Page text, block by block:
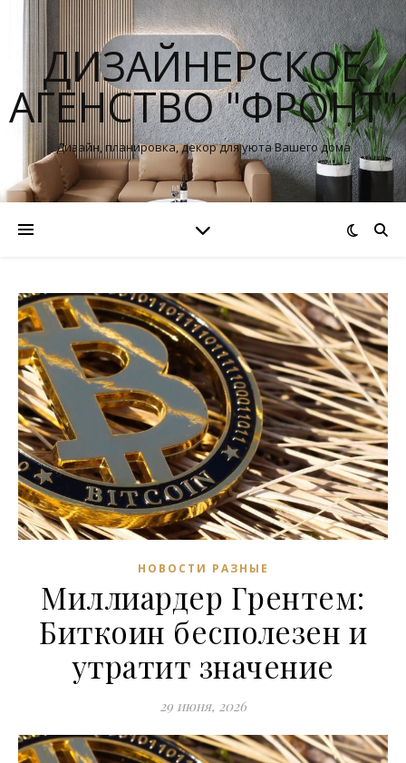
ДИЗАЙНЕРСКОЕ
АГЕНСТВО "ФРОНТ"
Дизайн, планировка, декор для уюта Вашего дома
НОВОСТИ РАЗНЫЕ
Миллиардер Грентем:
Биткоин бесполезен и
утратит значение
29 июня, 2026